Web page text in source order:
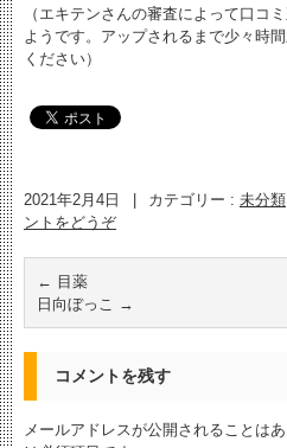
（エキテンさんの審査によって口コ
ようです。アップされるまで少々時
ください）
2021年2月4日 カテゴリー : 未分類
ントをどうぞ
← 目薬
日向ぼっこ →
コメントを残す
メールアドレスが公開されることはあ